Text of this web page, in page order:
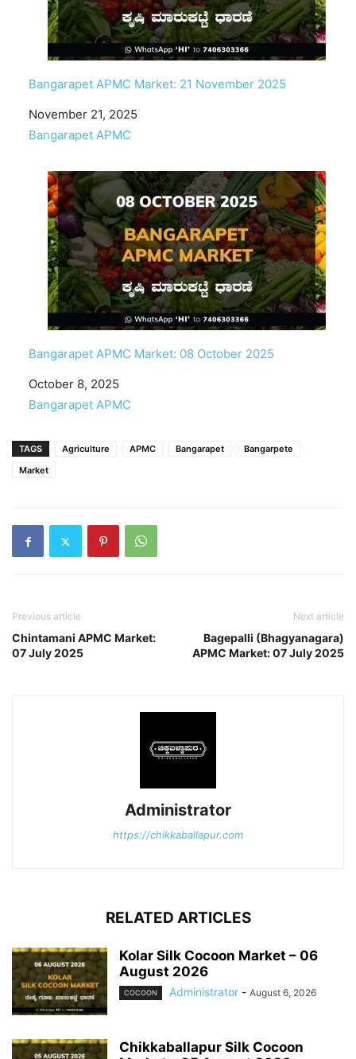
Bangarapet APMC Market: 21 November 2025
Date
November 21, 2025
In relation to
Bangarapet APMC
Bangarapet APMC Market: 08 October 2025
Date
October 8, 2025
In relation to
Bangarapet APMC
TAGS Agriculture APMC Bangarapet
Bangarpete
Market
Previous article
Chintamani APMC Market:
07 July 2025
Next article
Bagepalli (Bhagyanagara)
APMC Market: 07 July 2025
Administrator
https://chikkaballapur.com
RELATED ARTICLES
Kolar Silk Cocoon Market – 06
August 2026
COCOON Administrator - August 6, 2026
Chikkaballapur Silk Cocoon